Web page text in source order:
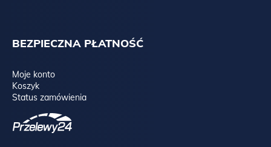
BEZPIECZNA PŁATNOŚĆ
Moje konto
Koszyk
Status zamówienia